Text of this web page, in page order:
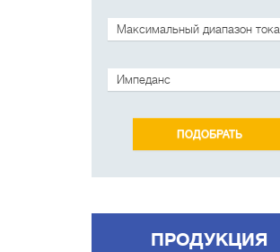
Максимальный диапазон тока
Импеданс
ПРОДУКЦИЯ